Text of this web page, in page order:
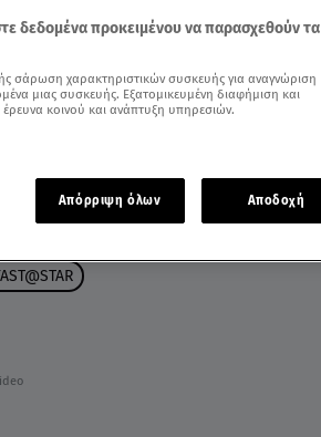
δεδομένα προκειμένου να παρασχεθούν τα
σάρωση χαρακτηριστικών συσκευής για αναγνώριση
μιας συσκευής. Εξατομικευμένη διαφήμιση και
κοινού και ανάπτυξη υπηρεσιών.
Απόρριψη όλων Αποδοχή